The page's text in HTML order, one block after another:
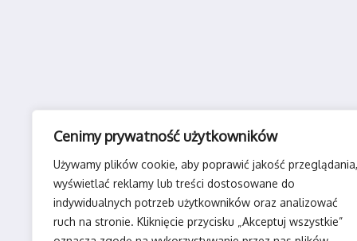
Cenimy prywatność użytkowników
Używamy plików cookie, aby poprawić jakość przeglądania,
wyświetlać reklamy lub treści dostosowane do
indywidualnych potrzeb użytkowników oraz analizować
ruch na stronie. Kliknięcie przycisku „Akceptuj wszystkie”